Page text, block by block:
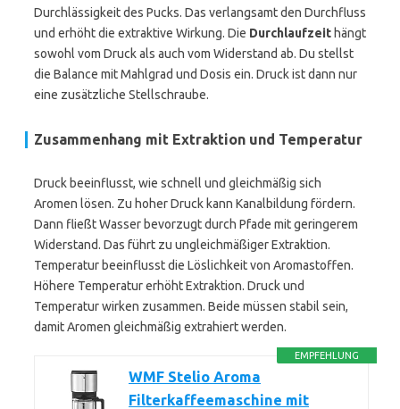
Durchlässigkeit des Pucks. Das verlangsamt den Durchfluss
und erhöht die extraktive Wirkung. Die Durchlaufzeit hängt
sowohl vom Druck als auch vom Widerstand ab. Du stellst
die Balance mit Mahlgrad und Dosis ein. Druck ist dann nur
eine zusätzliche Stellschraube.
Zusammenhang mit Extraktion und Temperatur
Druck beeinflusst, wie schnell und gleichmäßig sich
Aromen lösen. Zu hoher Druck kann Kanalbildung fördern.
Dann fließt Wasser bevorzugt durch Pfade mit geringerem
Widerstand. Das führt zu ungleichmäßiger Extraktion.
Temperatur beeinflusst die Löslichkeit von Aromastoffen.
Höhere Temperatur erhöht Extraktion. Druck und
Temperatur wirken zusammen. Beide müssen stabil sein,
damit Aromen gleichmäßig extrahiert werden.
EMPFEHLUNG
WMF Stelio Aroma
Filterkaffeemaschine mit